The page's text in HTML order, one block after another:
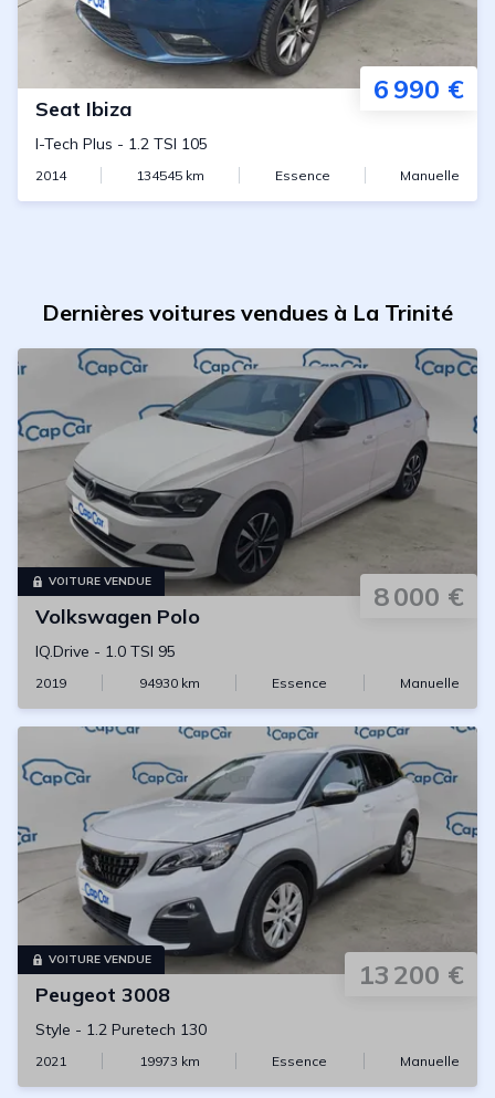
6 990 €
Seat Ibiza
I-Tech Plus - 1.2 TSI 105
2014 134545 km Essence Manuelle
Dernières voitures vendues à La Trinité
VOITURE VENDUE 8 000 €
Volkswagen Polo
IQ.Drive - 1.0 TSI 95
2019 94930km Essence Manuelle
VOITURE VENDUE 13 200 €
Peugeot 3008
Style - 1.2 Puretech 130
2021 19973 km Essence Manuelle